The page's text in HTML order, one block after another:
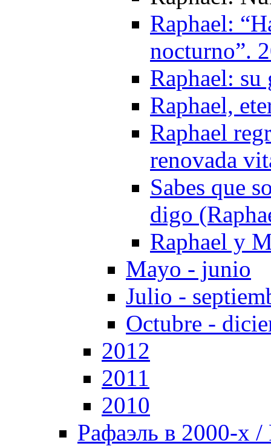
Raphael:
nocturno”.
Raphael:
Raphael,
Raphael
renovada
Sabes que
digo
Raphael y
Mayo - junio
Julio -
Octubre -
2012
2011
2010
Рафаэль в 2000-х /